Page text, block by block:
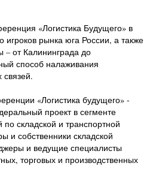
«Логистика Будущего» в
игроков рынка юга России, а также
– от Калининграда до
способ налаживания
«Логистика будущего» -
проект в сегменте
складской и транспортной
и собственники складской
и ведущие специалисты
торговых и производственных